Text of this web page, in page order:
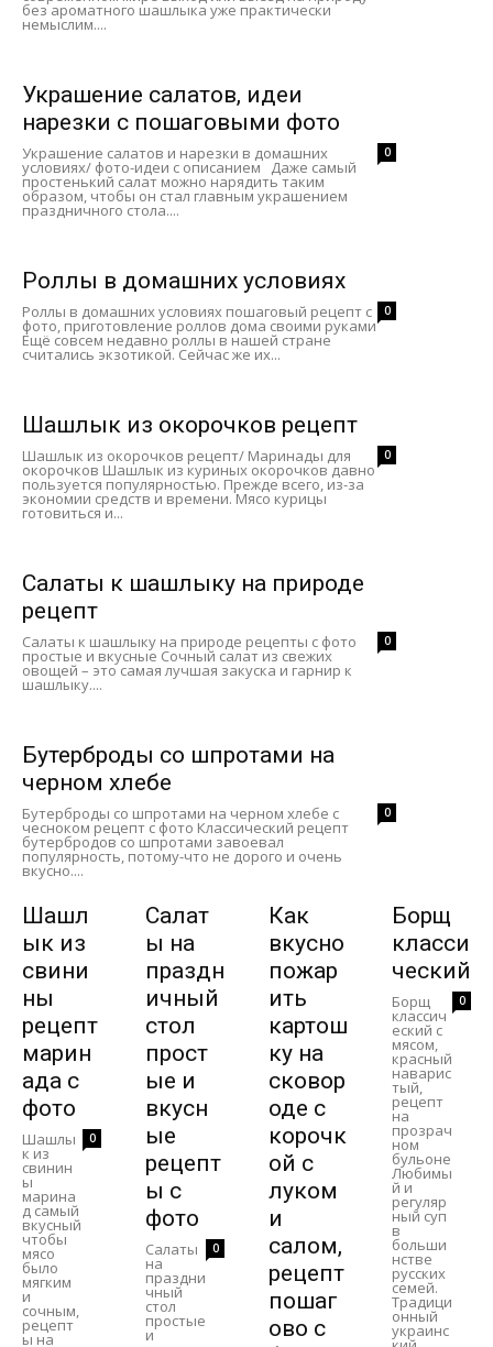
без ароматного шашлыка уже практически
немыслим....
Украшение салатов, идеи
нарезки с пошаговыми фото
0
Украшение салатов и нарезки в домашних
условиях/ фото-идеи с описанием Даже самый
простенький салат можно нарядить таким
образом, чтобы он стал главным украшением
праздничного стола....
Роллы в домашних условиях
0
Роллы в домашних условиях пошаговый рецепт с
фото, приготовление роллов дома своими руками
Ещё совсем недавно роллы в нашей стране
считались экзотикой. Сейчас же их...
Шашлык из окорочков рецепт
0
Шашлык из окорочков рецепт/ Маринады для
окорочков Шашлык из куриных окорочков давно
пользуется популярностью. Прежде всего, из-за
экономии средств и времени. Мясо курицы
готовиться и...
Салаты к шашлыку на природе
рецепт
0
Салаты к шашлыку на природе рецепты с фото
простые и вкусные Сочный салат из свежих
овощей – это самая лучшая закуска и гарнир к
шашлыку....
Бутерброды со шпротами на
черном хлебе
0
Бутерброды со шпротами на черном хлебе с
чесноком рецепт с фото Классический рецепт
бутербродов со шпротами завоевал
популярность, потому-что не дорого и очень
вкусно....
Шашл
ык из
свини
ны
рецепт
марин
ада с
фото
0
Шашлы
к из
свинин
ы
марина
д самый
вкусный
чтобы
мясо
было
мягким
и
сочным,
рецепт
ы на
Салат
ы на
праздн
ичный
стол
прост
ые и
вкусн
ые
рецепт
ы с
фото
0
Салаты
на
праздни
чный
стол
простые
и
Как
вкусно
пожар
ить
картош
ку на
сковор
оде с
корочк
ой с
луком
и
салом,
рецепт
пошаг
ово с
Борщ
класси
ческий
0
Борщ
классич
еский с
мясом,
красный
наварис
тый,
рецепт
на
прозрач
ном
бульоне
Любимы
й и
регуляр
ный суп
в
больши
нстве
русских
семей.
Традици
онный
украинс